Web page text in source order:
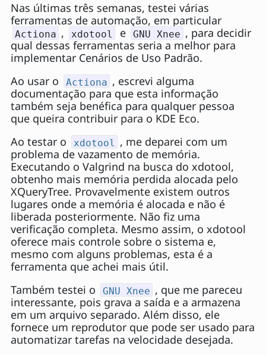
Nas últimas três semanas, testei várias
ferramentas de automação, em particular
Actiona , xdotool e GNU Xnee , para decidir
qual dessas ferramentas seria a melhor para
implementar Cenários de Uso Padrão.
Ao usar o
Actiona , escrevi alguma
documentação para que esta informação
também seja benéfica para qualquer pessoa
que queira contribuir para o KDE Eco.
Ao testar o
xdotool
, me deparei com um
problema de vazamento de memória.
Executando o Valgrind na busca do xdotool,
obtenho mais memória perdida alocada pelo
XQueryTree. Provavelmente existem outros
lugares onde a memória é alocada e não é
liberada posteriormente. Não fiz uma
verificação completa. Mesmo assim, o xdotool
oferece mais controle sobre o sistema e,
mesmo com alguns problemas, esta é a
ferramenta que achei mais útil.
Também testei o
GNU Xnee , que me pareceu
interessante, pois grava a saída e a armazena
em um arquivo separado. Além disso, ele
fornece um reprodutor que pode ser usado para
automatizar tarefas na velocidade desejada.